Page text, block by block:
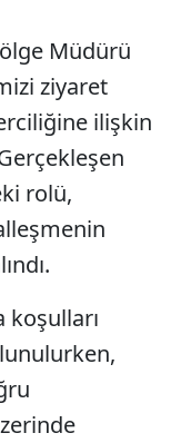
Müdürü
ziyaret
ilişkin
rolü,
koşulları